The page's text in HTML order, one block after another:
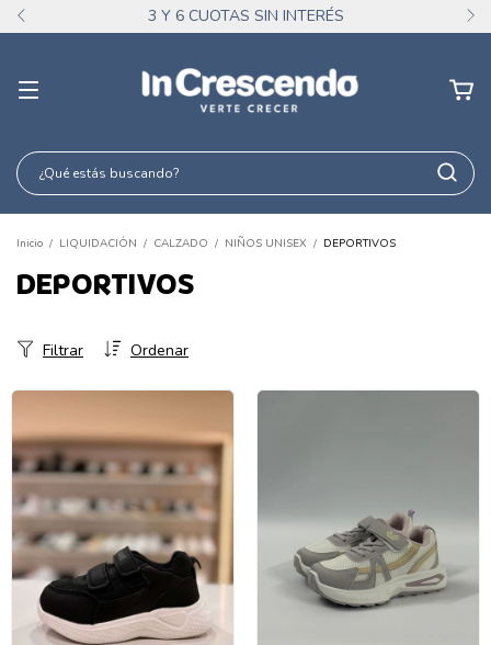
3 Y 6 CUOTAS SIN INTERÉS
Inicio / LIQUIDACIÓN / CALZADO / NIÑOS UNISEX / DEPORTIVOS
DEPORTIVOS
Ordenar
Filtrar